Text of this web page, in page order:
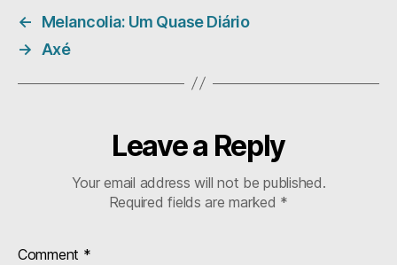
←
Melancolia: Um Quase Diário
→
Axé
Leave a Reply
Your email address will not be published.
Required fields are marked *
Comment *